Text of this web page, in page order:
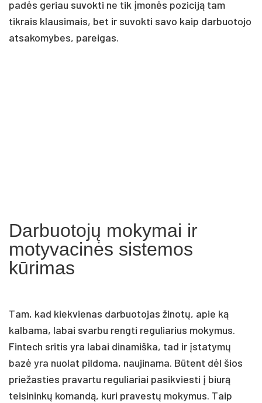
padės geriau suvokti ne tik įmonės poziciją tam
tikrais klausimais, bet ir suvokti savo kaip darbuotojo
atsakomybes, pareigas.
Darbuotojų mokymai ir
motyvacinės sistemos
kūrimas
Tam, kad kiekvienas darbuotojas žinotų, apie ką
kalbama, labai svarbu rengti reguliarius mokymus.
Fintech sritis yra labai dinamiška, tad ir įstatymų
bazė yra nuolat pildoma, naujinama. Būtent dėl šios
priežasties pravartu reguliariai pasikviesti į biurą
teisininkų komandą, kuri pravestų mokymus. Taip